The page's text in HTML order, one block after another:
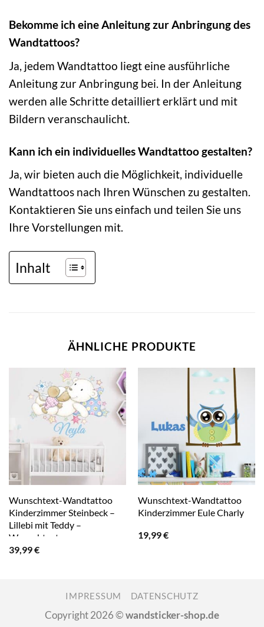
Bekomme ich eine Anleitung zur Anbringung des
Wandtattoos?
Ja, jedem Wandtattoo liegt eine ausführliche
Anleitung zur Anbringung bei. In der Anleitung
werden alle Schritte detailliert erklärt und mit
Bildern veranschaulicht.
Kann ich ein individuelles Wandtattoo gestalten?
Ja, wir bieten auch die Möglichkeit, individuelle
Wandtattoos nach Ihren Wünschen zu gestalten.
Kontaktieren Sie uns einfach und teilen Sie uns
Ihre Vorstellungen mit.
Inhalt
ÄHNLICHE PRODUKTE
Wunschtext-Wandtattoo
Kinderzimmer Steinbeck –
Lillebi mit Teddy –
Wunschtext
39,99€
Wunschtext-Wandtattoo
Kinderzimmer Eule Charly
19,99€
IMPRESSUM DATENSCHUTZ
Copyright 2026 ©wandsticker-shop.de